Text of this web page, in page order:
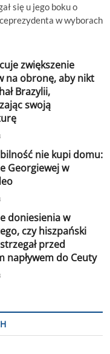
się u jego boku o
w wyborach
zwiększenie
na obronę, aby nikt
Brazylii,
swoją
nie kupi domu:
Georgiewej w
doniesienia w
czy hiszpański
przed
napływem do Ceuty